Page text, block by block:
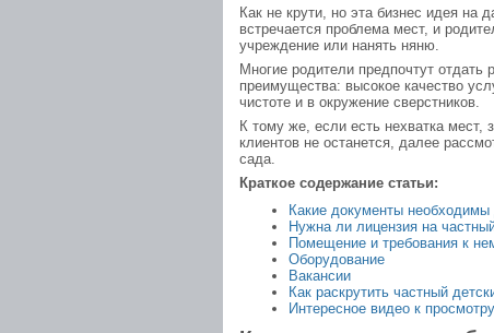
Как не крути, но эта бизнес идея на
встречается проблема мест, и
учреждение или нанять няню.
Многие родители предпочтут отдать
преимущества: высокое качество
чистоте и в окружение сверстников.
К тому же, если есть нехватка мест,
клиентов не останется, далее
сада.
Краткое содержание статьи:
Какие документы необходимы
Нужна ли лицензия на
Помещение и требования к
Оборудование
Вакансии
Как раскрутить частный
Интересное видео к просмотру